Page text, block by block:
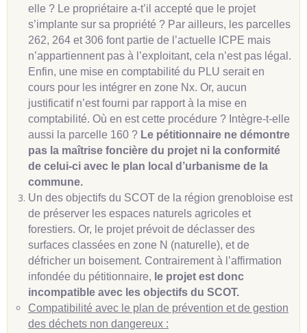
elle ? Le propriétaire a-t’il accepté que le projet
s’implante sur sa propriété ? Par ailleurs, les parcelles
262, 264 et 306 font partie de l’actuelle ICPE mais
n’appartiennent pas à l’exploitant, cela n’est pas légal.
Enfin, une mise en comptabilité du PLU serait en
cours pour les intégrer en zone Nx. Or, aucun
justificatif n’est fourni par rapport à la mise en
comptabilité. Où en est cette procédure ? Intègre-t-elle
aussi la parcelle 160 ? Le pétitionnaire ne démontre
pas la maîtrise foncière du projet ni la conformité
de celui-ci avec le plan local d’urbanisme de la
commune.
Un des objectifs du SCOT de la région grenobloise est
de préserver les espaces naturels agricoles et
forestiers. Or, le projet prévoit de déclasser des
surfaces classées en zone N (naturelle), et de
défricher un boisement. Contrairement à l’affirmation
infondée du pétitionnaire, le projet est donc
incompatible avec les objectifs du SCOT.
Compatibilité avec le plan de prévention et de gestion
des déchets non dangereux :